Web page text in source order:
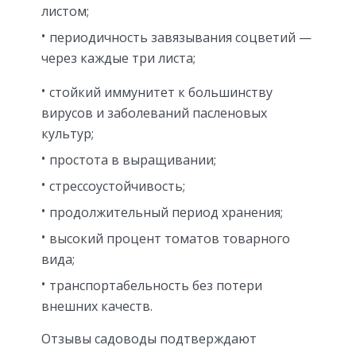
листом;
периодичность завязывания соцветий —
через каждые три листа;
стойкий иммунитет к большинству
вирусов и заболеваний пасленовых
культур;
простота в выращивании;
стрессоустойчивость;
продолжительный период хранения;
высокий процент томатов товарного
вида;
транспортабельность без потери
внешних качеств.
Отзывы садоводы подтверждают